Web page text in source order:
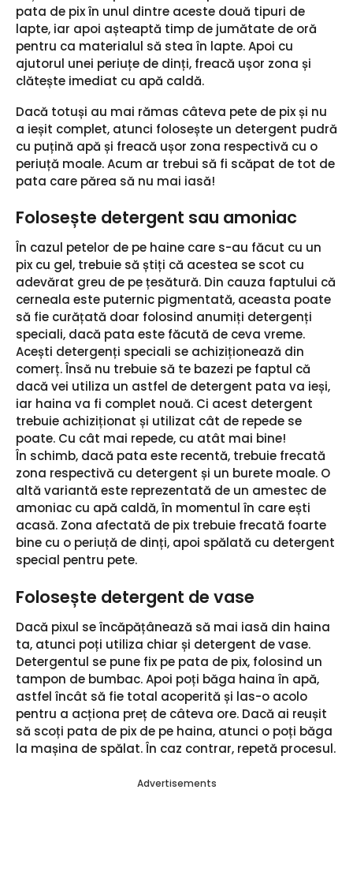
pata de pix în unul dintre aceste două tipuri de
lapte, iar apoi așteaptă timp de jumătate de oră
pentru ca materialul să stea în lapte. Apoi cu
ajutorul unei periuțe de dinți, freacă ușor zona și
clătește imediat cu apă caldă.
Dacă totuși au mai rămas câteva pete de pix și nu
a ieșit complet, atunci folosește un detergent pudră
cu puțină apă și freacă ușor zona respectivă cu o
periuță moale. Acum ar trebui să fi scăpat de tot de
pata care părea să nu mai iasă!
Folosește detergent sau amoniac
În cazul petelor de pe haine care s-au făcut cu un
pix cu gel, trebuie să știți că acestea se scot cu
adevărat greu de pe țesătură. Din cauza faptului că
cerneala este puternic pigmentată, aceasta poate
să fie curățată doar folosind anumiți detergenți
speciali, dacă pata este făcută de ceva vreme.
Acești detergenți speciali se achiziționează din
comerț. Însă nu trebuie să te bazezi pe faptul că
dacă vei utiliza un astfel de detergent pata va ieși,
iar haina va fi complet nouă. Ci acest detergent
trebuie achiziționat și utilizat cât de repede se
poate. Cu cât mai repede, cu atât mai bine!
În schimb, dacă pata este recentă, trebuie frecată
zona respectivă cu detergent și un burete moale. O
altă variantă este reprezentată de un amestec de
amoniac cu apă caldă, în momentul în care ești
acasă. Zona afectată de pix trebuie frecată foarte
bine cu o periuță de dinți, apoi spălată cu detergent
special pentru pete.
Folosește detergent de vase
Dacă pixul se încăpățânează să mai iasă din haina
ta, atunci poți utiliza chiar și detergent de vase.
Detergentul se pune fix pe pata de pix, folosind un
tampon de bumbac. Apoi poți băga haina în apă,
astfel încât să fie total acoperită și las-o acolo
pentru a acționa preț de câteva ore. Dacă ai reușit
să scoți pata de pix de pe haina, atunci o poți băga
la mașina de spălat. În caz contrar, repetă procesul.
Advertisements